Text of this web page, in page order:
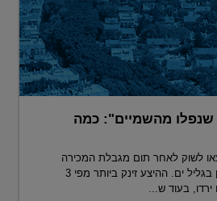
שנפלו מהשמיים": כמה
לשוק לאחר תום מגבלת המכירה
של זוכי מחיר למשתכן בגליל ים. ההיצע זינק ביותר מפי 3